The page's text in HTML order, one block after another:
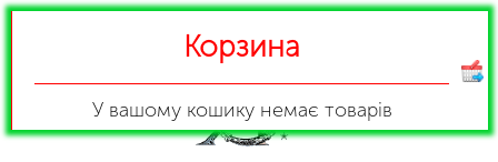
Корзина
У вашому кошику немає товарів